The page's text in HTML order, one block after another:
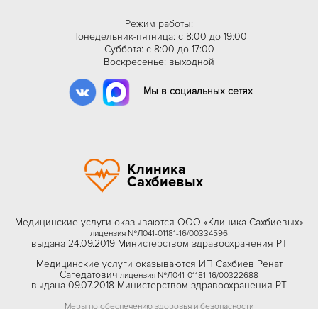
Режим работы:
Понедельник-пятница: с 8:00 до 19:00
Суббота: с 8:00 до 17:00
Воскресенье: выходной
Мы в социальных сетях
Клиника
Сахбиевых
Медицинские услуги оказываются ООО «Клиника Сахбиевых»
лицензия №Л041-01181-16/00334596
выдана 24.09.2019 Министерством здравоохранения РТ
Медицинские услуги оказываются ИП Сахбиев Ренат
Сагедатович лицензия №Л041-01181-16/00322688
выдана 09.07.2018 Министерством здравоохранения РТ
Меры по обеспечению здоровья и безопасности